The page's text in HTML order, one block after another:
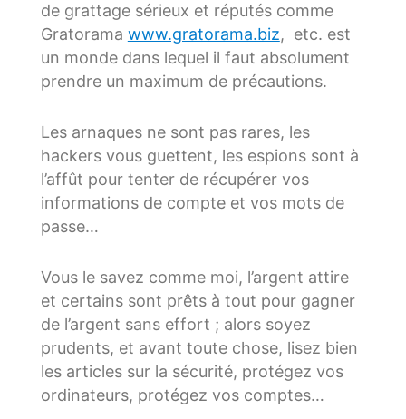
de grattage sérieux et réputés comme
Gratorama www.gratorama.biz, etc. est
un monde dans lequel il faut absolument
prendre un maximum de précautions.
Les arnaques ne sont pas rares, les
hackers vous guettent, les espions sont à
l’affût pour tenter de récupérer vos
informations de compte et vos mots de
passe…
Vous le savez comme moi, l’argent attire
et certains sont prêts à tout pour gagner
de l’argent sans effort ; alors soyez
prudents, et avant toute chose, lisez bien
les articles sur la sécurité, protégez vos
ordinateurs, protégez vos comptes…